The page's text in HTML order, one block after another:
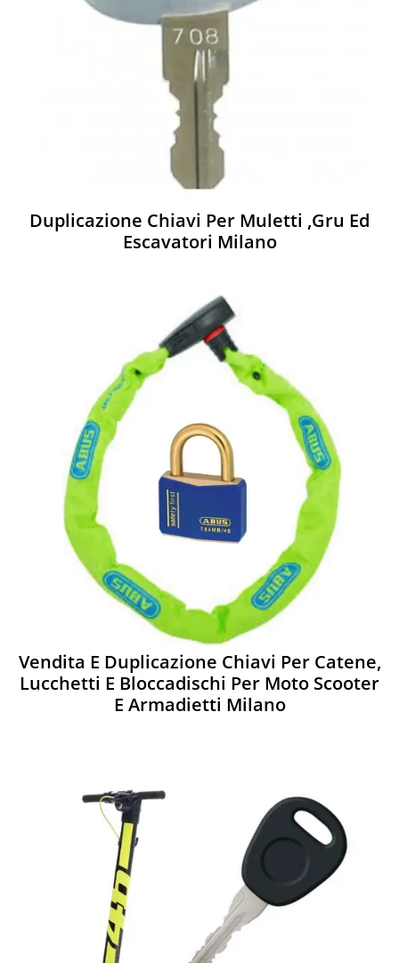
Duplicazione Chiavi Per Muletti ,gru Ed
Escavatori Milano
Vendita E Duplicazione Chiavi Per Catene,
Lucchetti E Bloccadischi Per Moto Scooter
E Armadietti Milano